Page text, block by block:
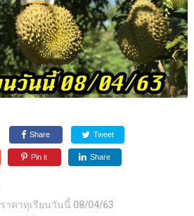
Share Tweet
Pin it Share
ราคาทุเรียนวันนี้ 08/04/63